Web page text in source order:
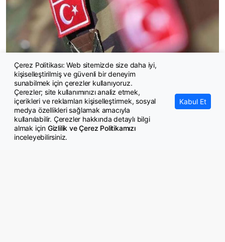
Gazi ve şehit yakınlarına ilişkin kanun teklifi Komisyondan geçti
Çerez Politikası: Web sitemizde size daha iyi,
kişiselleştirilmiş ve güvenli bir deneyim
sunabilmek için çerezler kullanıyoruz.
Çerezler; site kullanımınızı analiz etmek,
içerikleri ve reklamları kişiselleştirmek, sosyal
medya özellikleri sağlamak amacıyla
kullanılabilir. Çerezler hakkında detaylı bilgi
almak için Gizlilik ve Çerez Politikamızı
inceleyebilirsiniz.
Kabul Et